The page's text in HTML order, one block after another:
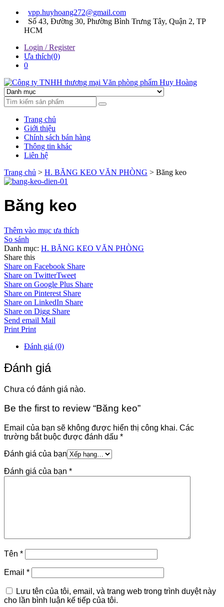
Skip
navigation
Skip
content
vpp.huyhoang272@gmail.com
Số 43, Đường 30, Phường Bình Trưng Tây, Quận 2, TP
HCM
Login / Register
Ưa thích(0)
0
Công ty TNHH thương mại
Văn phòng phẩm Huy
Hoàng
Chúng tôi luôn mang đến sự hài lòng cho khách hàng
Trang chủ
Giới thiệu
Chính sách bán hàng
Thông tin khác
Liên hệ
Trang chủ > H. BĂNG KEO VĂN PHÒNG > Băng keo
Băng keo
Thêm vào mục ưa thích
So sánh
Danh mục: H. BĂNG KEO VĂN PHÒNG
Share this
Share on Facebook Share
Share on TwitterTweet
Share on Google Plus Share
Share on Pinterest Share
Share on LinkedIn Share
Share on Digg Share
Send email Mail
Print Print
Đánh giá (0)
Đánh giá
Chưa có đánh giá nào.
Be the first to review “Băng keo”
Email của bạn sẽ không được hiển thị công khai. Các
trường bắt buộc được đánh dấu *
Đánh giá của bạn
Đánh giá của bạn *
Tên *
Email *
Lưu tên của tôi, email, và trang web trong trình duyệt này
cho lần bình luận kế tiếp của tôi.